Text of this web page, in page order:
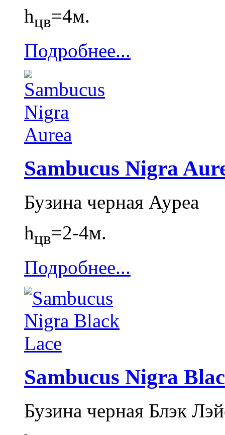
hцв=4м.
Подробнее...
Sambucus Nigra
Бузина черная Ауреа
hцв=2-4м.
Подробнее...
Sambucus Nigra
Бузина черная Блэк